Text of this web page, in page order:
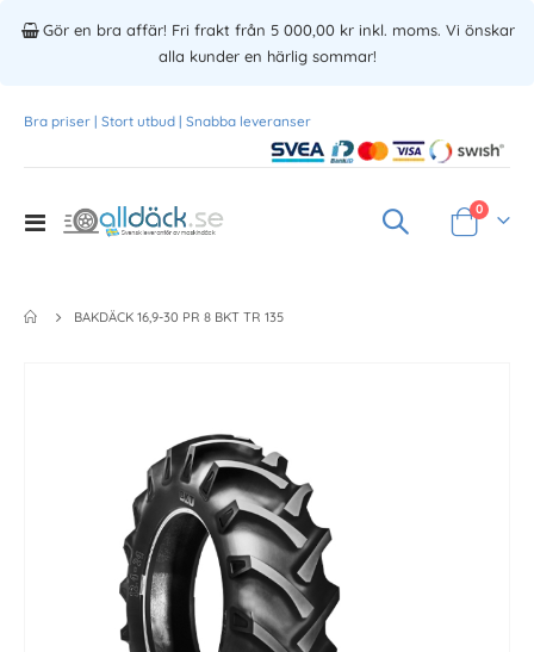
Gör en bra affär! Fri frakt från 5 000,00 kr inkl. moms. Vi önskar
alla kunder en härlig sommar!
Bra priser | Stort utbud | Snabba leveranser
Toggle
Varukorg
0
BAKDÄCK 16,9-30 PR 8 BKT TR 135